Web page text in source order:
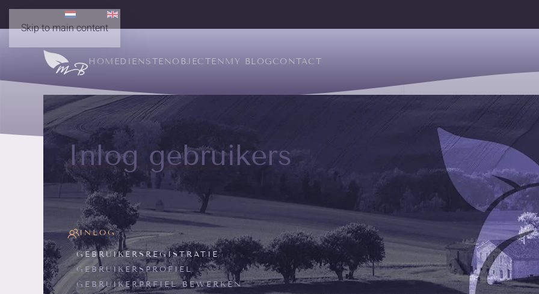
Skip to main content
HOMEDIENSTEN OBJECTEN MY BLOGCONTACT
Inlog gebruikers
INLOG
GEBRUIKERSREGISTRATIE
GEBRUIKERSPROFIEL
GEBRUIKERPRFIEL BEWERKEN